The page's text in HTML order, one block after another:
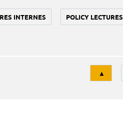
INTERNES POLICY LECTURES
Tri
▲